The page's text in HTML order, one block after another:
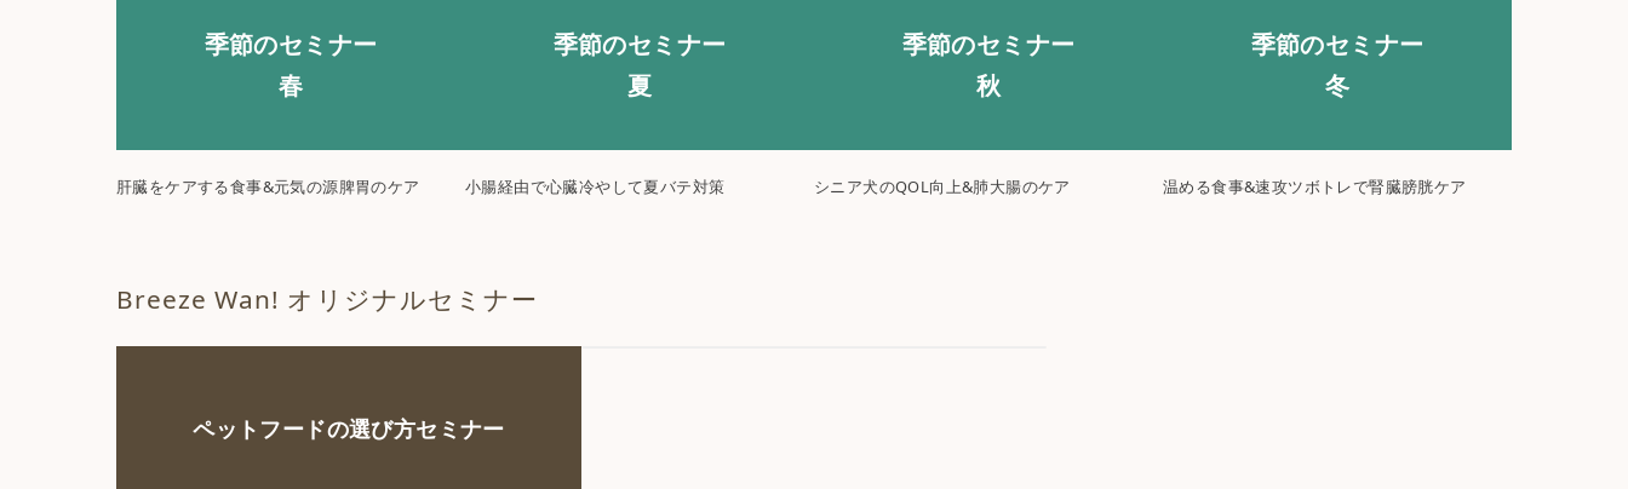
季節のセミナー
春
肝臓をケアする食事&元気の源脾胃のケア
季節のセミナー
夏
小腸経由で心臓冷やして夏バテ対策
季節のセミナー
秋
シニア犬のQOL向上&肺大腸のケア
季節のセミナー
冬
温める食事&速攻ツボトレで腎臓膀胱ケア
Breeze Wan! オリジナルセミナー
ペットフードの選び方セミナー